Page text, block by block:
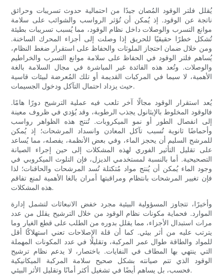
يُقلل فلتر الوقود المُصان جيدًا من احتمالية حدوث تسريبات وحرائق
ناتجة عن الوقود. إذ يُمكن أن تُؤثر الرواسب والشوائب على سلامة
موانع التسرب والوصلات داخل نظام الوقود، مما يُسبب تسريبات بطيئة
تُشكل خطرًا حقيقيًا للحريق إذا وصلت إلى أجزاء المحرك الساخنة.
ومن خلال ضمان احتجاز الملوثات والحفاظ على استقرار ضغط النظام،
يُساهم فلتر الوقود في الحفاظ على سلامة موانع التسرب والخراطيم
والوصلات. وتُعد هذه الفائدة غير المباشرة في مجال السلامة بالغة
الأهمية، لا سيما في المركبات القديمة أو تلك المُعرضة لبيئات قاسية
حيث يزداد احتمال التآكل ودخول الجسيمات.
يُعد استقرار الوقود مجالًا آخر تلعب فيه عملية الترشيح دورًا هامًا.
فالوقود المخلوط بالإيثانول يجذب الرطوبة، وقد يُؤدي في ظروف معينة
إلى انفصال الطور أو نمو الميكروبات. تُنتج هذه الظواهر رواسب
وأحماضًا ثانوية تُسبب تآكل المعادن وانسداد المرشحات؛ إذ يُمكن
للمرشح السليم أن يحجز الماء، وفي بعض الأنظمة، يفصله، مما يُساعد
على تقليل التأثير الفوري لهذه المشكلات إلى حين إجراء الصيانة
التصحيحية. أما بالنسبة لمستخدمي الديزل، فإن التلوث الميكروبي في
وجود الماء يُمكن أن يُنتج مواد مُتكتلة تُسد المرشحات والحاقنات؛ لذا
فإن تغيير المرشحات بانتظام ومراقبتها أمران بالغا الأهمية لمنع تفاقم
هذه المشكلات.
وأخيرًا، تتجاوز المسؤولية البيئية مجرد خفض الانبعاثات لتشمل إدارة
الموارد. فحماية مكونات نظام الوقود من خلال الترشيح يقلل من عدد
مرات استبدال الأجزاء، مما يقلل بدوره من الطلب على قطع الغيار وما
يترتب عليه من أثر بيئي. كما أن قلة الإصلاحات تعني استهلاكًا أقل
للمواد والطاقة طوال عمر المركبة، وتقليلًا في عدد المكونات المهملة
التي ينتهي بها المطاف في النفايات. باختصار، لا يدعم نظام ترشيح
الوقود الذي تتم صيانته بشكل صحيح سلامة المركبة الميكانيكية
فحسب، بل يساهم أيضًا في تشغيل أكثر أمانًا وتقليل الأثر البيئي.